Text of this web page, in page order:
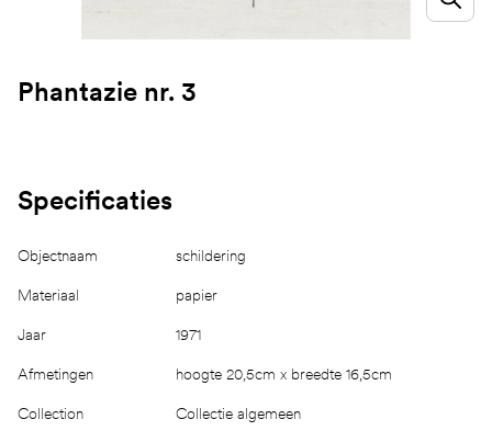
Phantazie nr. 3
Specificaties
Objectnaam schildering
Materiaal papier
Jaar 1971
Afmetingen hoogte 20,5cm x breedte 16,5cm
Collection Collectie algemeen